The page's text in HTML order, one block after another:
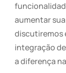
aumentar sua
discutiremos
integração de
a diferença